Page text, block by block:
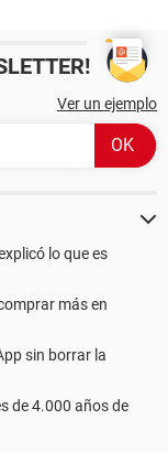
Ver un ejemplo
lo que es
más en
sin borrar la
de 4.000 años de